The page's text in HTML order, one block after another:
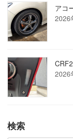
アコ
2026
2026
検索